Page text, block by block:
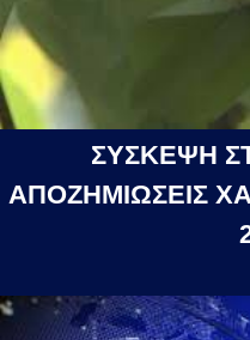
ΣΥΣΚΕΨΗ
ΑΠΟΖΗΜΙΩΣΕΙΣ